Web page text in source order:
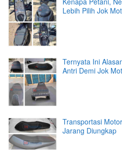
Lebih Pilih Jok
Ternyata Ini
Antri Demi Jok
Transportasi
Jarang Diungkap